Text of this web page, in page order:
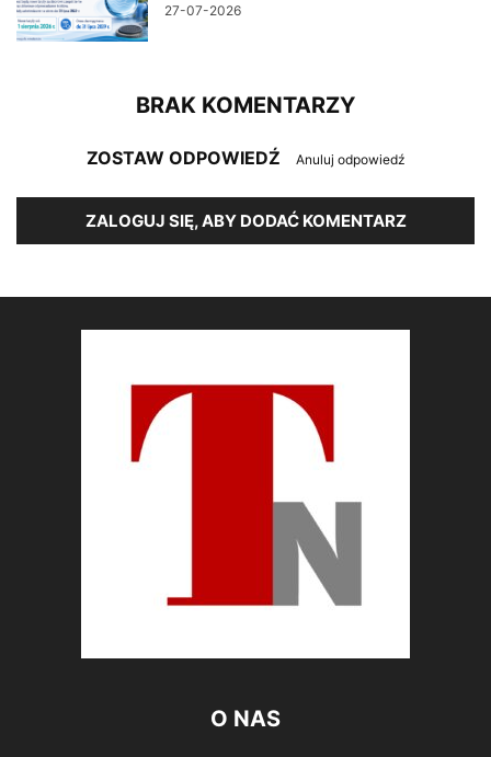
27-07-2026
BRAK KOMENTARZY
ZOSTAW ODPOWIEDŹ Anuluj odpowiedź
ZALOGUJ SIĘ, ABY DODAĆ KOMENTARZ
O NAS